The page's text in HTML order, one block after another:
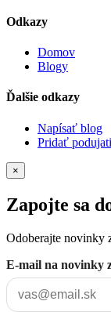
Odkazy
Domov
Blogy
Ďalšie odkazy
Napísať blog
Pridať
×
Zapojte sa
Odoberajte novinky
E-mail na novinky